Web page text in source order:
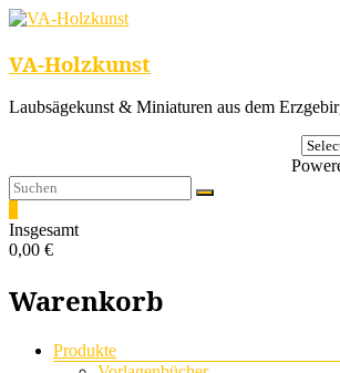
VA-Holzkunst
Laubsägekunst & Miniaturen aus dem
Insgesamt
0,00 €
Warenkorb
Menü
Produkte